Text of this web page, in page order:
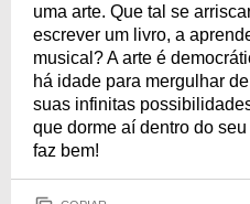
uma arte. Que tal se
escrever um livro, a
musical? A arte é
há idade para mergulhar
suas infinitas
que dorme aí dentro do
faz bem!